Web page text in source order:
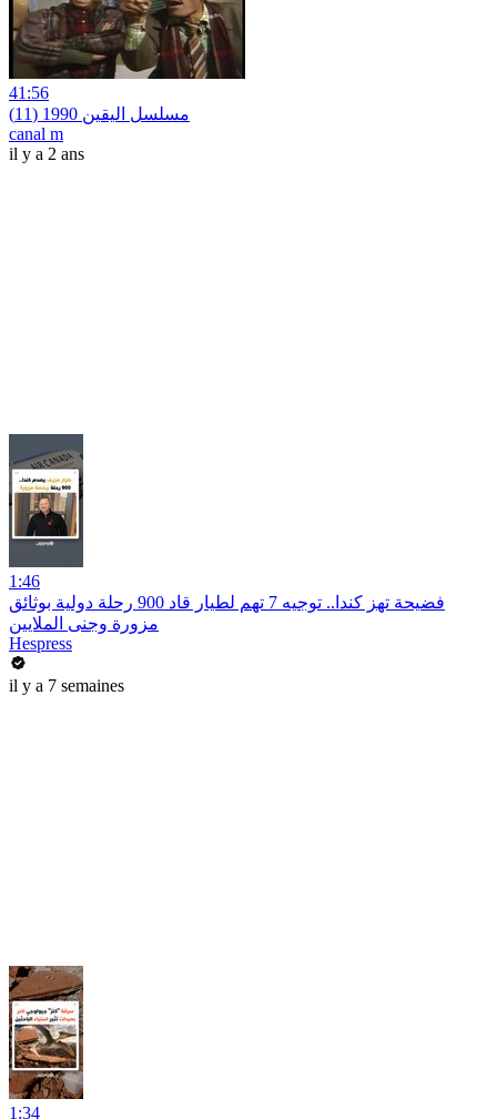
41:56
مسلسل اليقين 1990 (11)
canal m
il y a 2 ans
1:46
فضيحة تهز كندا.. توجيه 7 تهم لطيار قاد 900 رحلة دولية بوثائق
مزورة وجنى الملايين
Hespress
il y a 7 semaines
1:34